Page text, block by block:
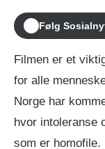
Følg
Filmen er et
for alle
Norge har
hvor intoleranse
som er homofile.